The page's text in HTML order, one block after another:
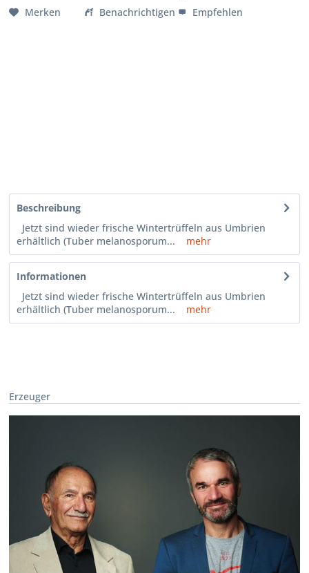
Merken
Benachrichtigen Empfehlen
Beschreibung
Jetzt sind wieder frische Wintertrüffeln aus Umbrien
erhältlich (Tuber melanosporum...
mehr
Informationen
Jetzt sind wieder frische Wintertrüffeln aus Umbrien
erhältlich (Tuber melanosporum...
mehr
Erzeuger